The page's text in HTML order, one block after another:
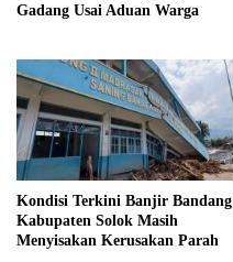
Gadang Usai Aduan Warga
Kondisi Terkini Banjir Bandang
Kabupaten Solok Masih
Menyisakan Kerusakan Parah